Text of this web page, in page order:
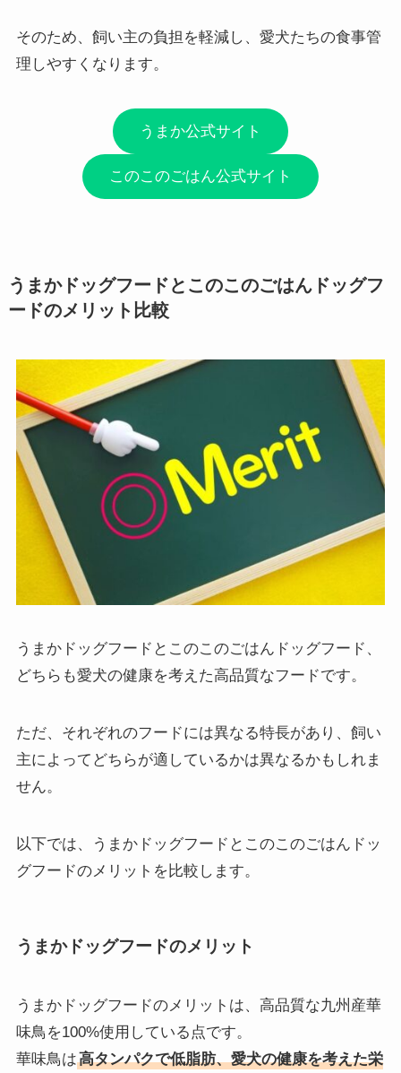
そのため、飼い主の負担を軽減し、愛犬たちの食事管
理しやすくなります。
うまか公式サイト
このこのごはん公式サイト
うまかドッグフードとこのこのごはんドッグフ
ードのメリット比較
うまかドッグフードとこのこのごはんドッグフード、
どちらも愛犬の健康を考えた高品質なフードです。
ただ、それぞれのフードには異なる特長があり、飼い
主によってどちらが適しているかは異なるかもしれま
せん。
以下では、うまかドッグフードとこのこのごはんドッ
グフードのメリットを比較します。
うまかドッグフードのメリット
うまかドッグフードのメリットは、高品質な九州産華
味鳥を100%使用している点です。
華味鳥は高タンパクで低脂肪、愛犬の健康を考えた栄